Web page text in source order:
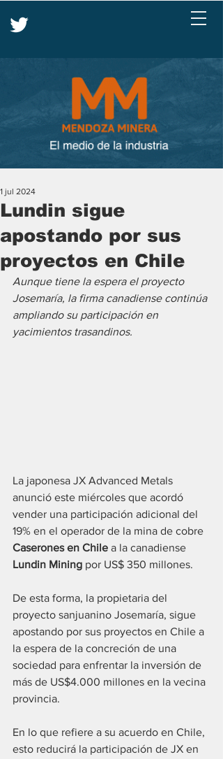
Lundin sigue
apostando por sus
proyectos en Chile
1 jul 2024
Aunque tiene la espera el proyecto
Josemaría, la firma canadiense continúa
ampliando su participación en
yacimientos trasandinos.
La japonesa JX Advanced Metals
anunció este miércoles que acordó
vender una participación adicional del
19% en el operador de la mina de cobre
Caserones en Chile a la canadiense
Lundin Mining por US$ 350 millones.
De esta forma, la propietaria del
proyecto sanjuanino Josemaría, sigue
apostando por sus proyectos en Chile a
la espera de la concreción de una
sociedad para enfrentar la inversión de
más de US$4.000 millones en la vecina
provincia.
En lo que refiere a su acuerdo en Chile,
esto reducirá la participación de JX en